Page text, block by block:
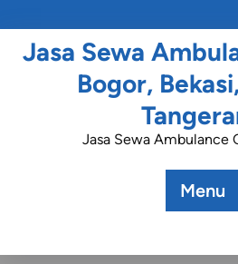
Jasa Sewa
Bogor,
Jasa Sewa Ambulance
Menu